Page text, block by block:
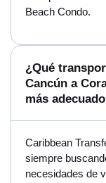
Beach Condo.
¿Qué
Cancún a
más
Caribbean
siempre
necesidades de